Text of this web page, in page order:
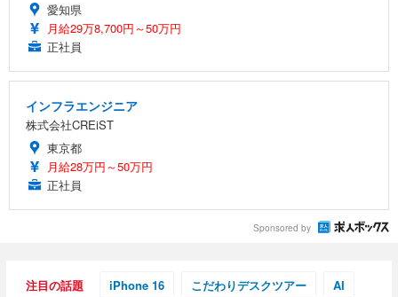
愛知県
月給29万8,700円～50万円
正社員
インフラエンジニア
株式会社CREiST
東京都
月給28万円～50万円
正社員
Sponsored by
注目の話題 iPhone 16 こだわりデスクツアー AI